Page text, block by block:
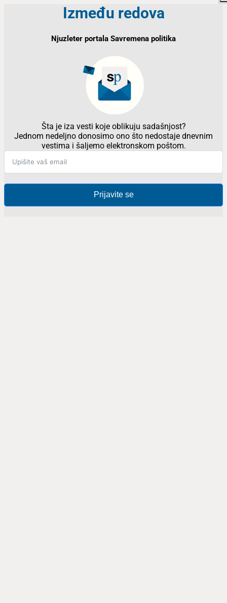
Između redova
Njuzleter portala Savremena politika
Šta je iza vesti koje oblikuju sadašnjost?
Jednom nedeljno donosimo ono što nedostaje dnevnim
vestima i šaljemo elektronskom poštom.
Prijavite se